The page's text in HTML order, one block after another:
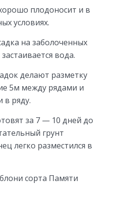
плодоносит и в
условиях.
на заболоченных
вода.
делают разметку
5м между рядами и
в ряду.
за 7 — 10 дней до
грунт
легко разместился в
сорта Памяти